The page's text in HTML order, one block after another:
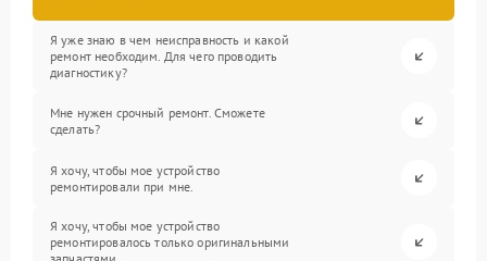
Я уже знаю в чем неисправность и какой
ремонт необходим. Для чего проводить
диагностику?
Мне нужен срочный ремонт. Сможете
сделать?
Я хочу, чтобы мое устройство
ремонтировали при мне.
Я хочу, чтобы мое устройство
ремонтировалось только оригинальными